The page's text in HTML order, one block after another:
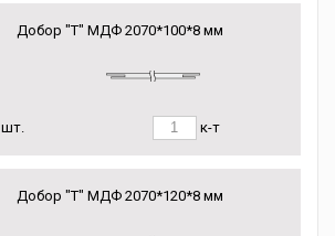
Добор "Т" МДФ 2070*100*8 мм
шт. к-т
Добор "Т" МДФ 2070*120*8 мм